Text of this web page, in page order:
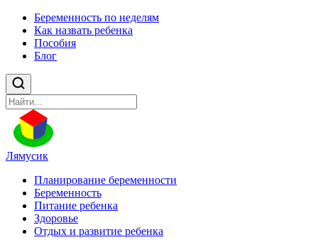
Беременность по неделям
Как назвать ребенка
Пособия
Блог
Лямусик
Планирование беременности
Беременность
Питание ребенка
Здоровье
Отдых и развитие ребенка